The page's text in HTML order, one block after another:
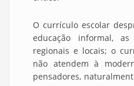
O currículo escolar
educação informal,
regionais e locais; o
não atendem à
pensadores,